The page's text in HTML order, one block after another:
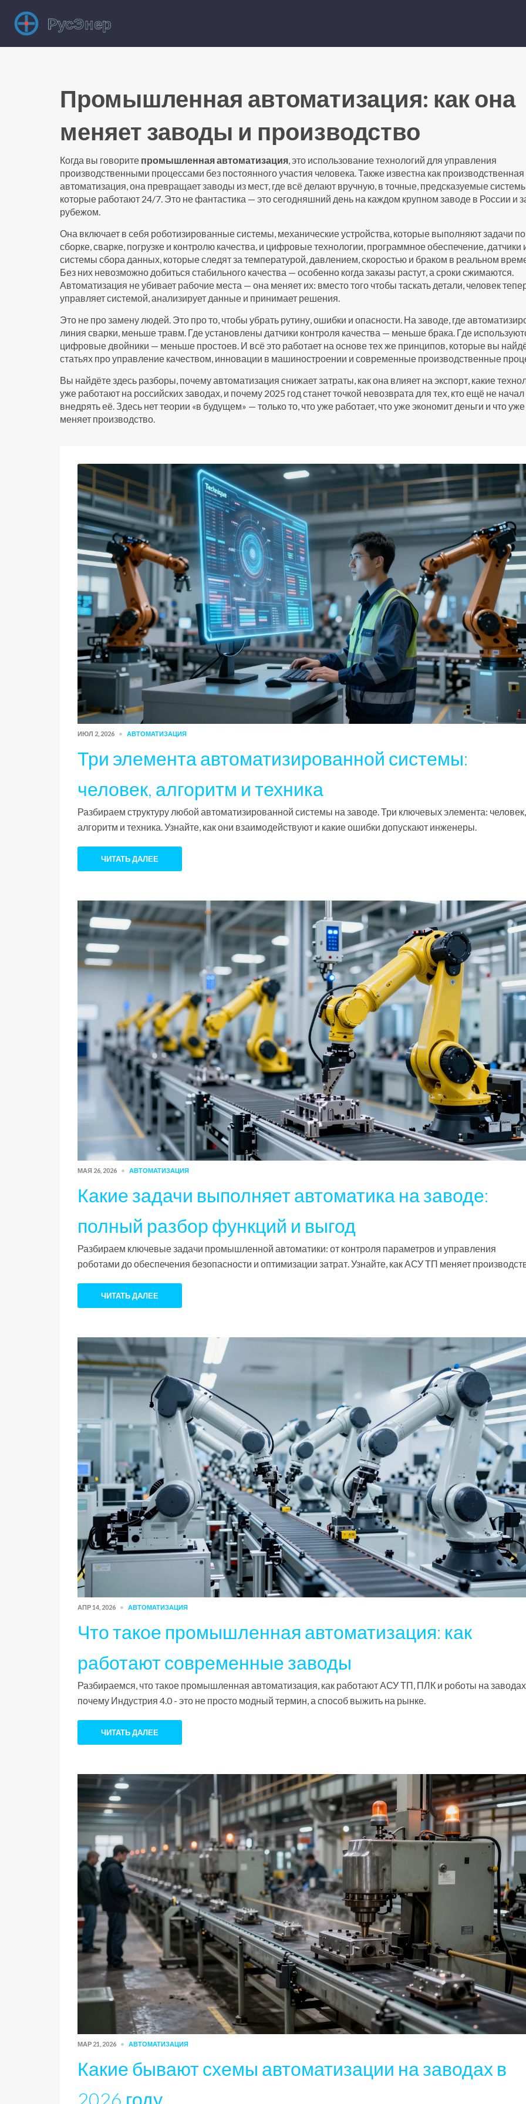
Промышленная автоматизация: как она
меняет заводы и производство
Когда вы говорите промышленная автоматизация,это использование технологий для управления
производственными процессами без постоянного участия человека. Также известна как производственная
автоматизация, она превращает заводы из мест, где всё делают вручную, в точные, предсказуемые
которые работают 24/7. Это не фантастика — это сегодняшний день на каждом крупном заводе в России и
рубежом.
Она включает в себя роботизированные системы, механические устройства, которые выполняют задачи по
сборке, сварке, погрузке и контролю качества, и цифровые технологии, программное обеспечение, датчики
системы сбора данных, которые следят за температурой, давлением, скоростью и браком в реальном
Без них невозможно добиться стабильного качества — особенно когда заказы растут, а сроки сжимаются.
Автоматизация не убивает рабочие места — она меняет их: вместо того чтобы таскать детали, человек
управляет системой, анализирует данные и принимает решения.
Это не про замену людей. Это про то, чтобы убрать рутину, ошибки и опасности. На заводе, где
линия сварки, меньше травм. Где установлены датчики контроля качества — меньше брака. Где
цифровые двойники — меньше простоев. И всё это работает на основе тех же принципов, которые вы
статьях про управление качеством, инновации в машиностроении и современные производственные
Вы найдёте здесь разборы, почему автоматизация снижает затраты, как она влияет на экспорт, какие
уже работают на российских заводах, и почему 2025 год станет точкой невозврата для тех, кто ещё не начал
внедрять её. Здесь нет теории «в будущем» — только то, что уже работает, что уже экономит деньги и что уже
меняет производство.
ИЮЛ 2, 2026 АВТОМАТИЗАЦИЯ
Три элемента автоматизированной системы:
человек, алгоритм и техника
Разбираем структуру любой автоматизированной системы на заводе. Три ключевых элемента: человек,
алгоритм и техника. Узнайте, как они взаимодействуют и какие ошибки допускают инженеры.
ЧИТАТЬ ДАЛЕЕ
МАЯ 26, 2026 АВТОМАТИЗАЦИЯ
Какие задачи выполняет автоматика на заводе:
полный разбор функций и выгод
Разбираем ключевые задачи промышленной автоматики: от контроля параметров и управления
роботами до обеспечения безопасности и оптимизации затрат. Узнайте, как АСУ ТП меняет
ЧИТАТЬ ДАЛЕЕ
АПР 14, 2026 АВТОМАТИЗАЦИЯ
Что такое промышленная автоматизация: как
работают современные заводы
Разбираемся, что такое промышленная автоматизация, как работают АСУ ТП, ПЛК и роботы на
почему Индустрия 4.0 - это не просто модный термин, а способ выжить на рынке.
ЧИТАТЬ ДАЛЕЕ
МАР 21, 2026 АВТОМАТИЗАЦИЯ
Какие бывают схемы автоматизации на заводах в
2026 году